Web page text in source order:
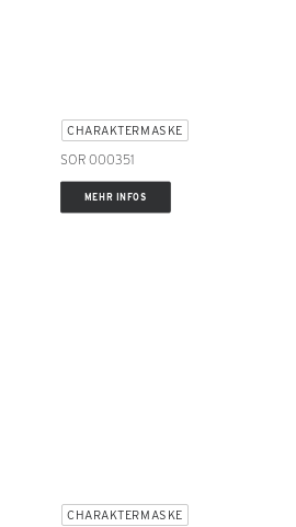
CHARAKTERMASKE
SOR 000351
MEHR INFOS
CHARAKTERMASKE